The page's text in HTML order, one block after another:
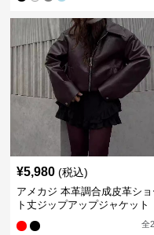
¥5,980 (税込)
アメカジ 本革調合成皮革ショ
ト丈ジップアップジャケット
全2